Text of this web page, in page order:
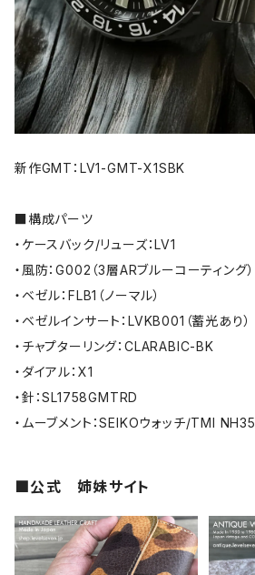
新作GMT：LV1-GMT-X1SBK
■構成パーツ
・ケースバック/リューズ：LV1
・風防：G002（3層ARブルーコーティング）
・ベゼル：FLB1（ノーマル）
・ベゼルインサート：LVKB001（蓄光あり）
・チャプターリング：CLARABIC-BK
・ダイアル：X1
・針：SL1758GMTRD
・ムーブメント：SEIKOウォッチ/TMI NH35
■公式 姉妹サイト